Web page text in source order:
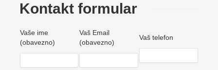
Kontakt formular
Vaše ime
(obavezno)
Vaš Email
(obavezno)
Vaš telefon